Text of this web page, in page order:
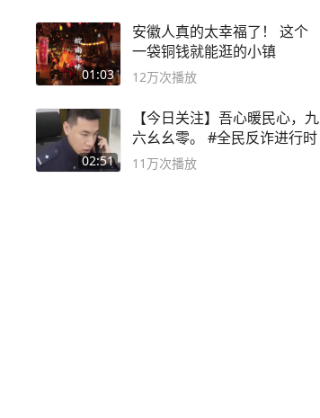
01:03
安徽人真的太幸福了！ 这个
一袋铜钱就能逛的小镇
12万次播放
02:51
【今日关注】吾心暖民心，九
六幺幺零。 #全民反诈进行时
11万次播放